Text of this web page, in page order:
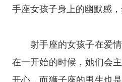
手座女孩子身上的幽默感，
射手座的女孩子在爱情
在一开始的时候，她们会